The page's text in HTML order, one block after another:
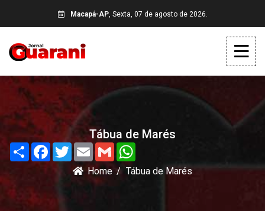
Macapá-AP, Sexta, 07 de agosto de 2026.
Tábua de Marés
ShareFacebook
TwitterEmail Gmail
Home Tábua de Marés